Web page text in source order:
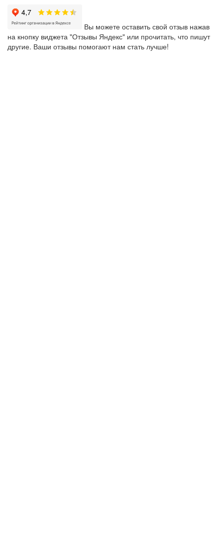
Вы можете оставить свой отзыв нажав
на кнопку виджета "Отзывы Яндекс" или прочитать, что пишут
другие. Ваши отзывы помогают нам стать лучше!